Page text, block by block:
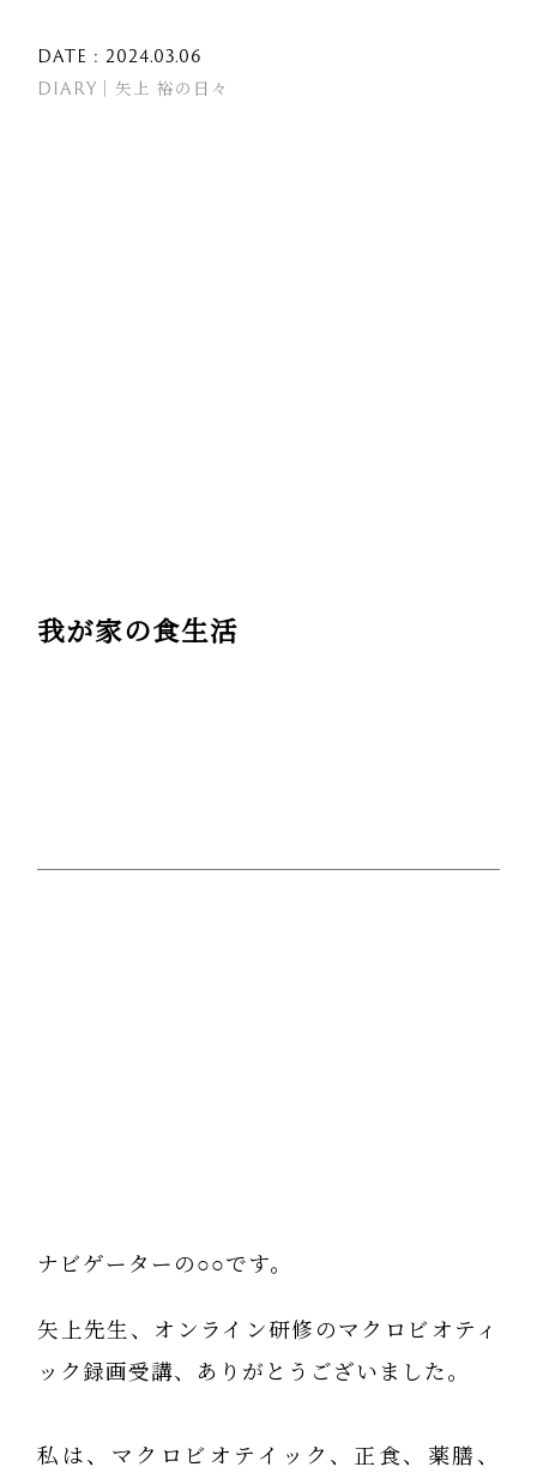
DATE : 2024.03.06
DIARY｜矢上 裕の日々
我が家の食生活
ナビゲーターの○○です。
矢上先生、オンライン研修のマクロビオティ
ック録画受講、ありがとうございました。
私は、マクロビオテイック、正食、薬膳、